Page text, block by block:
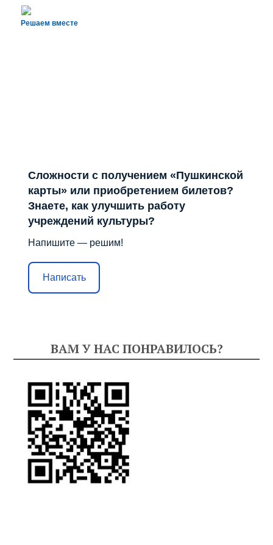
Решаем вместе
Сложности с получением «Пушкинской
карты» или приобретением билетов?
Знаете, как улучшить работу
учреждений культуры?
Напишите — решим!
Написать
ВАМ У НАС ПОНРАВИЛОСЬ?